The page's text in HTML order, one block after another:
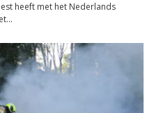
heeft met het Nederlands